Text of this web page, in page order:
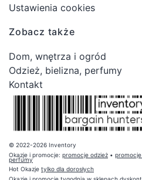
Ustawienia cookies
Zobacz także
Dom, wnętrza i ogród
Odzież, bielizna, perfumy
Kontakt
© 2022-2026 Inventory
Okazje i promocje: promocje odzież •
perfumy
Hot Okazje tylko dla dorosłych